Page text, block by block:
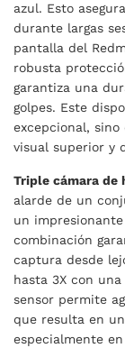
azul. Esto
durante largas
pantalla del
robusta
garantiza una
golpes. Este
excepcional,
visual superior y
Triple cámara de
alarde de un
un
combinación
captura desde
hasta 3X con
sensor permite
que resulta en
especialmente